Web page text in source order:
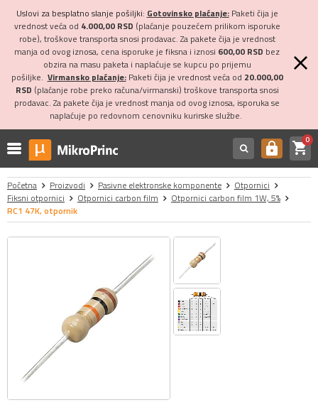
Uslovi za besplatno slanje pošiljki: Gotovinsko plaćanje:Paketi čija je
vrednost veća od 4.000,00 RSD (plaćanje pouzećem prilikom isporuke
robe), troškove transporta snosi prodavac. Za pakete čija je vrednost
manja od ovog iznosa, cena isporuke je fiksna i iznosi 600,00 RSD bez
obzira na masu paketa i naplaćuje se kupcu po prijemu
pošiljke. Virmansko plaćanje:Paketi čija je vrednost veća od 20.000,00
RSD (plaćanje robe preko računa/virmanski) troškove transporta snosi
prodavac. Za pakete čija je vrednost manja od ovog iznosa, isporuka se
naplaćuje po redovnom cenovniku kurirske službe.
https shopping_cart0
Početna Proizvodi Pasivne elektronske komponente
Otpornici
Fiksni otpornici
Otpornici carbon film
Otpornici carbon film 1W, 5%
RC1 47K, otpornik